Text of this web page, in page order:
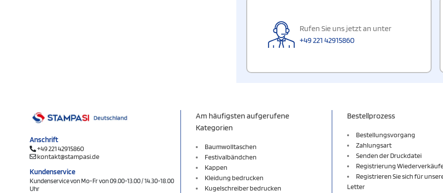
Rufen Sie uns jetzt an unter
+49 221 42915860
Anschrift
+49 221 42915860
kontakt@stampasi.de
Kundenservice
Kundenservice von Mo-Fr von 09.00-13.00 / 14.30-18.00
Uhr
Am häufigsten aufgerufene
Kategorien
Baumwolltaschen
Festivalbändchen
Kappen
Kleidung bedrucken
Kugelschreiber bedrucken
Bestellprozess
Bestellungsvorgang
Zahlungsart
Senden der Druckdatei
Registrierung
Registrieren Sie sich für
Letter